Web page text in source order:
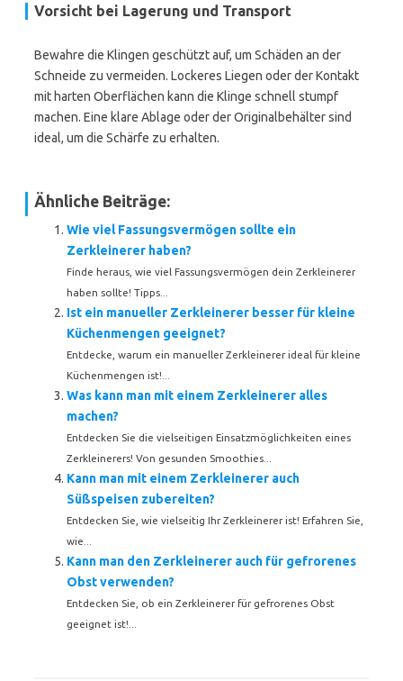
Vorsicht bei Lagerung und Transport
Bewahre die Klingen geschützt auf, um Schäden an der
Schneide zu vermeiden. Lockeres Liegen oder der Kontakt
mit harten Oberflächen kann die Klinge schnell stumpf
machen. Eine klare Ablage oder der Originalbehälter sind
ideal, um die Schärfe zu erhalten.
Ähnliche Beiträge:
Wie viel Fassungsvermögen sollte ein
Zerkleinerer haben?
Finde heraus, wie viel Fassungsvermögen dein Zerkleinerer
haben sollte! Tipps...
Ist ein manueller Zerkleinerer besser für kleine
Küchenmengen geeignet?
Entdecke, warum ein manueller Zerkleinerer ideal für kleine
Küchenmengen ist!...
Was kann man mit einem Zerkleinerer alles
machen?
Entdecken Sie die vielseitigen Einsatzmöglichkeiten eines
Zerkleinerers! Von gesunden Smoothies...
Kann man mit einem Zerkleinerer auch
Süßspeisen zubereiten?
Entdecken Sie, wie vielseitig Ihr Zerkleinerer ist! Erfahren Sie,
wie...
Kann man den Zerkleinerer auch für gefrorenes
Obst verwenden?
Entdecken Sie, ob ein Zerkleinerer für gefrorenes Obst
geeignet ist!...